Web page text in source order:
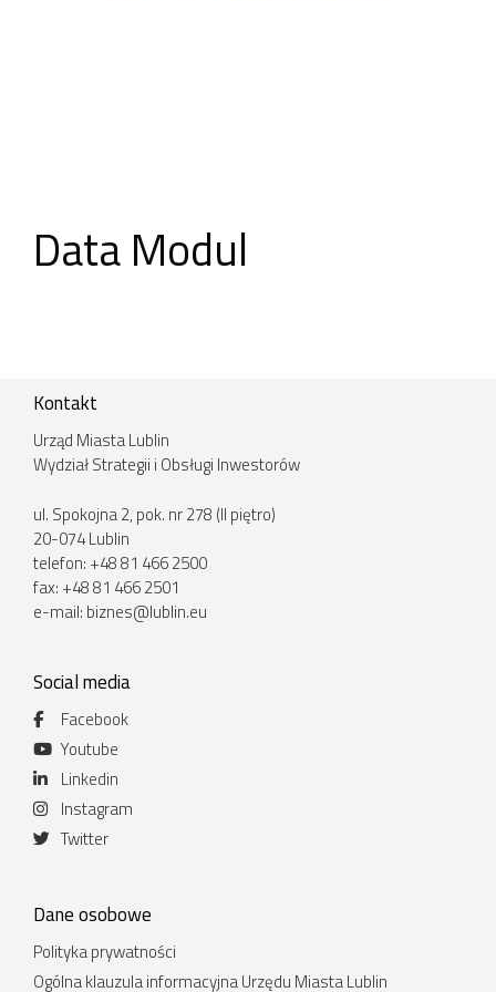
Data Modul
Kontakt
Urząd Miasta Lublin
Wydział Strategii i Obsługi Inwestorów
ul. Spokojna 2, pok. nr 278 (II piętro)
20-074 Lublin
telefon: +48 81 466 2500
fax: +48 81 466 2501
e-mail: biznes@lublin.eu
Social media
Facebook
Youtube
Linkedin
Instagram
Twitter
Dane osobowe
Polityka prywatności
Ogólna klauzula informacyjna Urzędu Miasta Lublin